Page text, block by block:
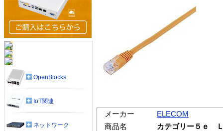
メーカー
ELECOM
商品名
カテゴリー５ｅ
OpenBlocks
IoT関連
ネットワーク